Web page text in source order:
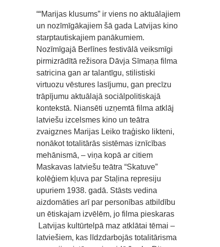
““Marijas klusums” ir viens no aktuālajiem
un nozīmīgākajiem šā gada Latvijas kino
starptautiskajiem panākumiem.
Nozīmīgajā Berlīnes festivālā veiksmīgi
pirmizrādītā režisora Dāvja Sīmaņa filma
satricina gan ar talantīgu, stilistiski
virtuozu vēstures lasījumu, gan precīzu
trāpījumu aktuālajā sociālpolitiskajā
kontekstā. Niansēti uzņemtā filma atklāj
latviešu izcelsmes kino un teātra
zvaigznes Marijas Leiko traģisko likteni,
nonākot totalitārās sistēmas iznīcības
mehānismā, – viņa kopā ar citiem
Maskavas latviešu teātra “Skatuve”
kolēģiem kļuva par Staļina represiju
upuriem 1938. gadā. Stāsts vedina
aizdomāties arī par personības atbildību
un ētiskajam izvēlēm, jo filma pieskaras
Latvijas kultūrtelpā maz atklātai tēmai –
latviešiem, kas līdzdarbojās totalitārisma